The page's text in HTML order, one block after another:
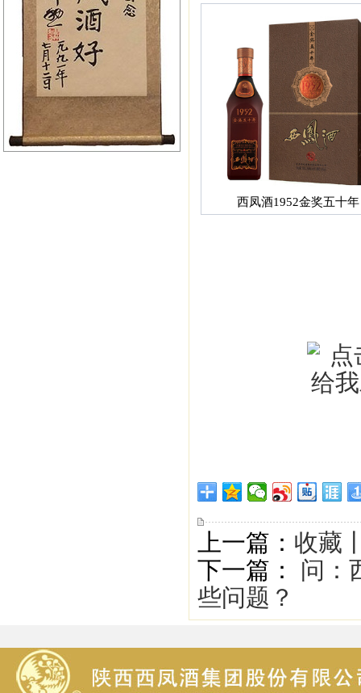
西凤酒1952金奖五十年
上一篇： 收藏
下一篇：
问：
些问题？